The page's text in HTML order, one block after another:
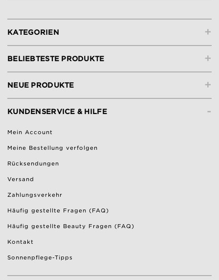
+
KATEGORIEN
+
BELIEBTESTE PRODUKTE
+
NEUE PRODUKTE
-
KUNDENSERVICE & HILFE
Mein Account
Meine Bestellung verfolgen
Rücksendungen
Versand
Zahlungsverkehr
Häufig gestellte Fragen (FAQ)
Häufig gestellte Beauty Fragen (FAQ)
Kontakt
Sonnenpflege-Tipps